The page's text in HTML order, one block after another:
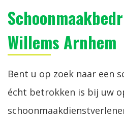
Willems Arnhem
Bent u op zoek naar een
écht betrokken is bij uw